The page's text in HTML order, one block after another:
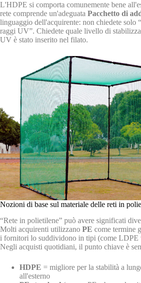
L'HDPE si comporta comunemente bene
rete comprende un'adeguata Pacchetto di
linguaggio dell'acquirente: non chiedete solo
raggi UV”. Chiedete quale livello di
UV è stato inserito nel filato.
Nozioni di base sul materiale delle reti in
“Rete in polietilene” può avere significati
Molti acquirenti utilizzano PE come termine
i fornitori lo suddividono in tipi (come LDPE
Negli acquisti quotidiani, il punto chiave è
HDPE = migliore per la stabilità a
all'esterno